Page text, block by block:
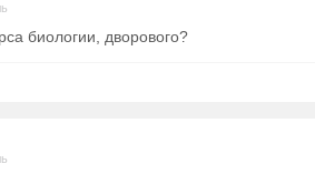
биологии, дворового?